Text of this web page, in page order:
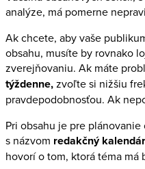
analýze, má pomerne
Ak chcete, aby vaše
obsahu, musíte by rovnako
zverejňovaniu. Ak máte
týždenne,zvoľte si nižšiu
pravdepodobnosťou. Ak
Pri obsahu je pre
s názvom redakčný kalendár
hovorí o tom, ktorá téma má